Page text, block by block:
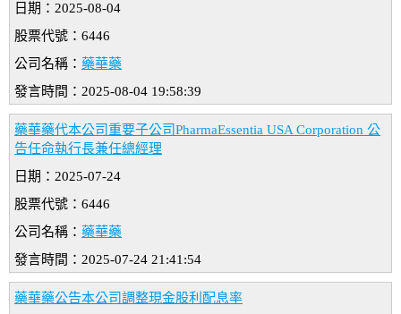
日期：2025-08-04
股票代號：6446
公司名稱： 藥華藥
發言時間：2025-08-04 19:58:39
藥華藥代本公司重要子公司PharmaEssentia USA Corporation 公
告任命執行長兼任總經理
日期：2025-07-24
股票代號：6446
公司名稱： 藥華藥
發言時間：2025-07-24 21:41:54
藥華藥公告本公司調整現金股利配息率